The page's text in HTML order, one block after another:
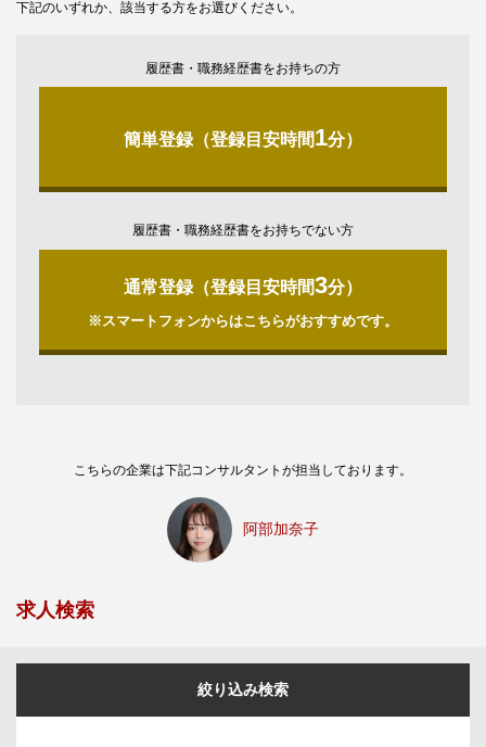
下記のいずれか、該当する方をお選びください。
履歴書・職務経歴書をお持ちの方
簡単登録（登録目安時間1分）
履歴書・職務経歴書をお持ちでない方
通常登録（登録目安時間3分）
※スマートフォンからはこちらがおすすめです。
こちらの企業は下記コンサルタントが担当しております。
阿部加奈子
求人検索
絞り込み検索